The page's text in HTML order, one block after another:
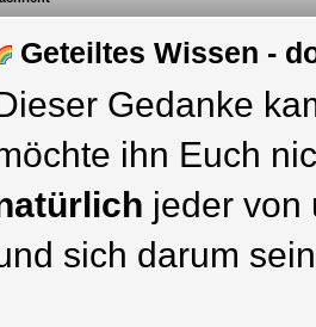
Geteiltes Wissen -
Gedanke
ihn Euch
jeder von
sich darum